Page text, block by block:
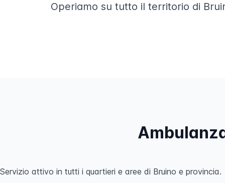
Operiamo su tutto il territorio di
Servizio attivo in tutti i quartieri e aree di Bruino e provincia.